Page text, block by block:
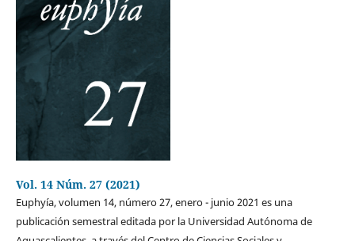
Vol. 14 Núm. 27 (2021)
Euphyía, volumen 14, número 27, enero - junio 2021 es una
publicación semestral editada por la Universidad Autónoma de